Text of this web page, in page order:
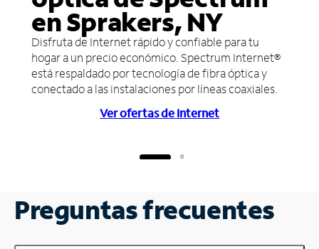
en Sprakers, NY
Disfruta de Internet rápido y confiable para tu
hogar a un precio económico. Spectrum Internet®
está respaldado por tecnología de fibra óptica y
conectado a las instalaciones por líneas coaxiales.
Ver ofertas de Internet
Preguntas frecuentes